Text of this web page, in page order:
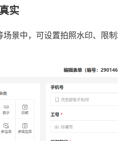
实
景中，可设置拍照水印、限